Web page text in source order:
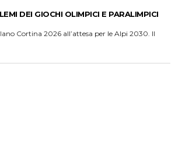
DEI GIOCHI OLIMPICI E PARALIMPICI
Cortina 2026 all’attesa per le Alpi 2030. Il